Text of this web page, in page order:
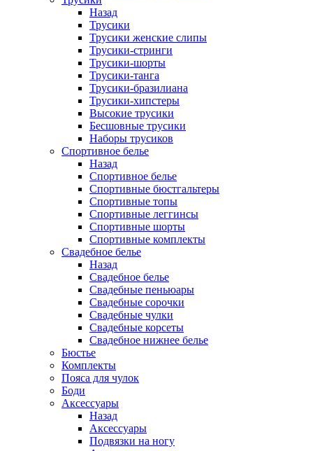
Назад
Трусики
Трусики женские слипы
Трусики-стринги
Трусики-шорты
Трусики-танга
Трусики-бразилиана
Трусики-хипстеры
Высокие трусики
Бесшовные трусики
Наборы трусиков
Спортивное белье
Назад
Спортивное белье
Спортивные бюстгальтеры
Спортивные топы
Спортивные леггинсы
Спортивные шорты
Спортивные комплекты
Свадебное белье
Назад
Свадебное белье
Свадебные пеньюары
Свадебные сорочки
Свадебные чулки
Свадебные корсеты
Свадебное нижнее белье
Бюстье
Комплекты
Пояса для чулок
Боди
Аксессуары
Назад
Аксессуары
Подвязки на ногу